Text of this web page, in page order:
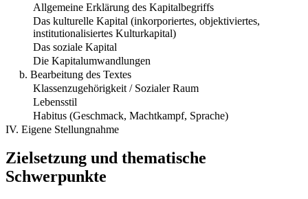
Allgemeine Erklärung des Kapitalbegriffs
Das kulturelle Kapital (inkorporiertes, objektiviertes,
institutionalisiertes Kulturkapital)
Das soziale Kapital
Die Kapitalumwandlungen
b. Bearbeitung des Textes
Klassenzugehörigkeit / Sozialer Raum
Lebensstil
Habitus (Geschmack, Machtkampf, Sprache)
IV. Eigene Stellungnahme
Zielsetzung und thematische
Schwerpunkte